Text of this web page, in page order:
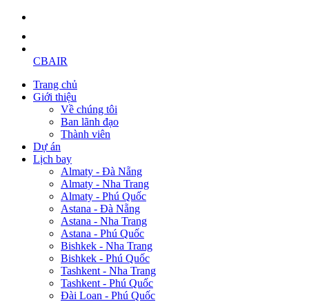
CBAIR
Trang chủ
Giới thiệu
Về chúng tôi
Ban lãnh đạo
Thành viên
Dự án
Lịch bay
Almaty - Đà Nẵng
Almaty - Nha Trang
Almaty - Phú Quốc
Astana - Đà Nẵng
Astana - Nha Trang
Astana - Phú Quốc
Bishkek - Nha Trang
Bishkek - Phú Quốc
Tashkent - Nha Trang
Tashkent - Phú Quốc
Đài Loan - Phú Quốc